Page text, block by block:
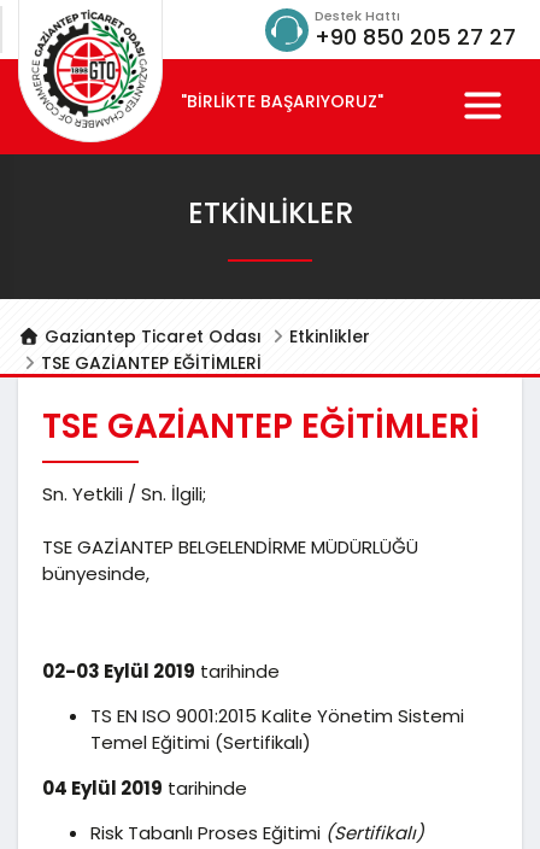
Destek Hattı
+90 850 205 27 27
"BİRLİKTE BAŞARIYORUZ"
ETKINLIKLER
Gaziantep Ticaret Odası
Etkinlikler
TSE GAZİANTEP EĞİTİMLERİ
TSE GAZİANTEP EĞİTİMLERİ
Sn. Yetkili / Sn. İlgili;
TSE GAZİANTEP BELGELENDİRME MÜDÜRLÜĞÜ
bünyesinde,
02-03 Eylül 2019 tarihinde
TS EN ISO 9001:2015 Kalite Yönetim Sistemi
Temel Eğitimi (Sertifikalı)
04 Eylül 2019 tarihinde
Risk Tabanlı Proses Eğitimi (Sertifikalı)